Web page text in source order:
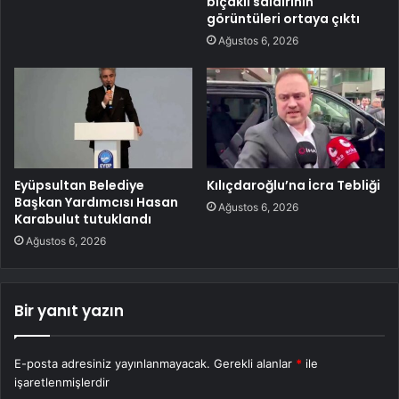
görüntüleri ortaya çıktı
Ağustos 6, 2026
Eyüpsultan Belediye
Başkan Yardımcısı Hasan
Karabulut tutuklandı
Ağustos 6, 2026
Kılıçdaroğlu’na İcra Tebliği
Ağustos 6, 2026
Bir yanıt yazın
E-posta adresiniz yayınlanmayacak. Gerekli alanlar * ile
işaretlenmişlerdir